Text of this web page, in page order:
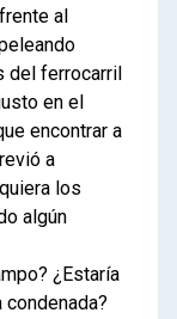
al
del ferrocarril
en el
encontrar a
a
los
algún
¿Estaría